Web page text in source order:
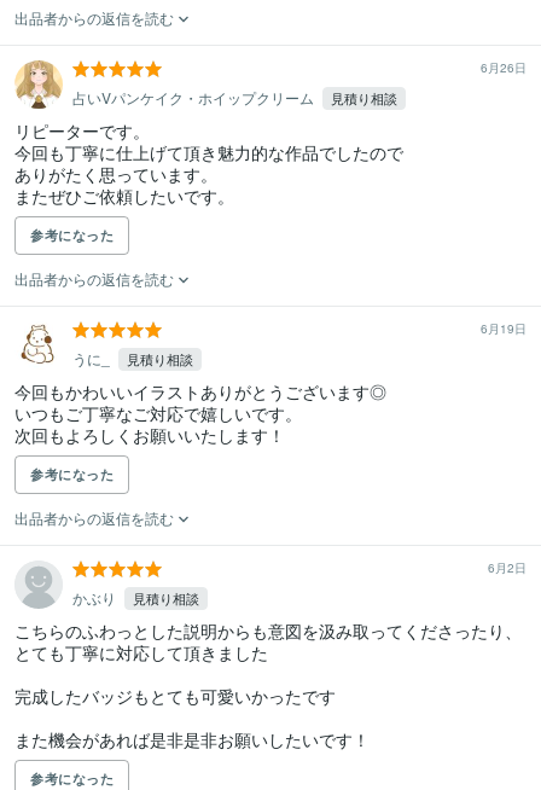
出品者からの返信を読む
6月26日
占いVパンケイク・ホイップクリーム 見積り相談
リピーターです。
今回も丁寧に仕上げて頂き魅力的な作品でしたので
ありがたく思っています。
またぜひご依頼したいです。
参考になった
出品者からの返信を読む
6月19日
うに_ 見積り相談
今回もかわいいイラストありがとうございます◎
いつもご丁寧なご対応で嬉しいです。
次回もよろしくお願いいたします！
参考になった
出品者からの返信を読む
6月2日
かぶり 見積り相談
こちらのふわっとした説明からも意図を汲み取ってくださったり、
とても丁寧に対応して頂きました
完成したバッジもとても可愛いかったです
また機会があれば是非是非お願いしたいです！
参考になった